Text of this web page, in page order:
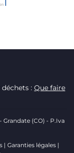
: Que faire
Grandate (CO) - P.Iva
Garanties légales